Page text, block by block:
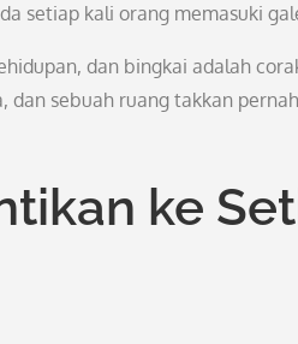
setiap kali orang memasuki
dan bingkai adalah
sebuah ruang takkan
ke